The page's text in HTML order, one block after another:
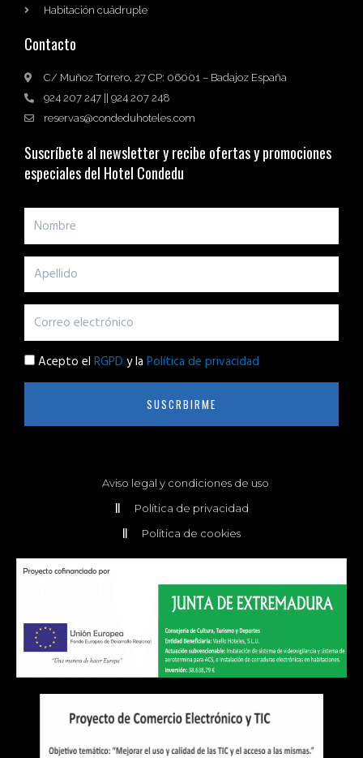
Habitación cuádruple
Contacto
C/ Muñoz Torrero, 27 CP: 06001 – Badajoz España
924 207 247 || 924 207 248
reservas@condeduhoteles.com
Suscríbete al newsletter y recibe ofertas y promociones
especiales del Hotel Condedu
Acepto el RGPD y la Política de privacidad
SUSCRBIRME
Aviso legal y condiciones de uso
Política de privacidad
Política de cookies